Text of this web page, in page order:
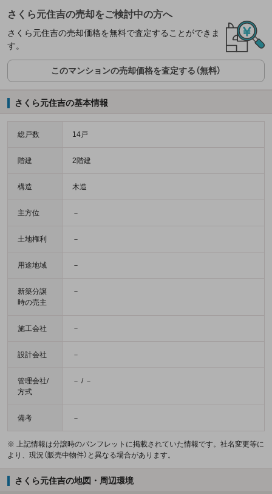
さくら元住吉の売却をご検討中の方へ
さくら元住吉の売却価格を無料で査定することができま
す。
このマンションの売却価格を査定する（無料）
さくら元住吉の基本情報
総戸数 14戸
階建 2階建
構造 木造
主方位 －
土地権利 －
用途地域 －
新築分譲
時の売主
－
施工会社 －
設計会社 －
管理会社/
方式
－ / －
備考 －
※ 上記情報は分譲時のパンフレットに掲載されていた情報です。社名変更等に
より、現況（販売中物件）と異なる場合があります。
さくら元住吉の地図・周辺環境